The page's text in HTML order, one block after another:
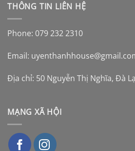
THÔNG TIN LIÊN HỆ
Phone: 079 232 2310
Email:
Địa chỉ: 50 Nguyễn Thị Nghĩa, Đà
MẠNG XÃ HỘI